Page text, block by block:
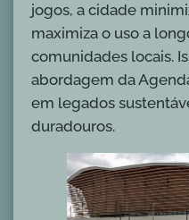
jogos, a cidade
maximiza o uso a
comunidades locais.
abordagem da
em legados
duradouros.